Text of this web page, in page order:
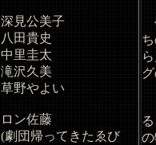
深見公美子
八田貴史
中里圭太
滝沢久美
草野やよい
ロン佐藤
(劇団帰ってきたゑび